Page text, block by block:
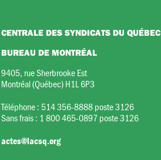
CENTRALE DES SYNDICATS DU QUÉBEC
BUREAU DE MONTRÉAL
9405, rue Sherbrooke Est
Montréal (Québec) H1L 6P3
Téléphone : 514 356-8888 poste 3126
Sans frais : 1 800 465-0897 poste 3126
actes@lacsq.org